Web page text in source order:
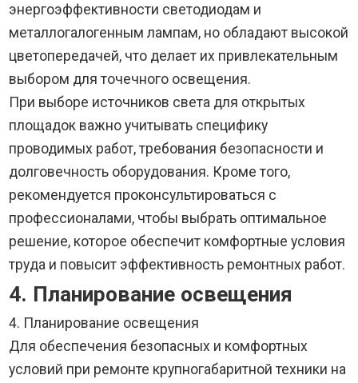
энергоэффективности светодиодам и
металлогалогенным лампам, но обладают высокой
цветопередачей, что делает их привлекательным
выбором для точечного освещения.
При выборе источников света для открытых
площадок важно учитывать специфику
проводимых работ, требования безопасности и
долговечность оборудования. Кроме того,
рекомендуется проконсультироваться с
профессионалами, чтобы выбрать оптимальное
решение, которое обеспечит комфортные условия
труда и повысит эффективность ремонтных работ.
4. Планирование освещения
4. Планирование освещения
Для обеспечения безопасных и комфортных
условий при ремонте крупногабаритной техники на